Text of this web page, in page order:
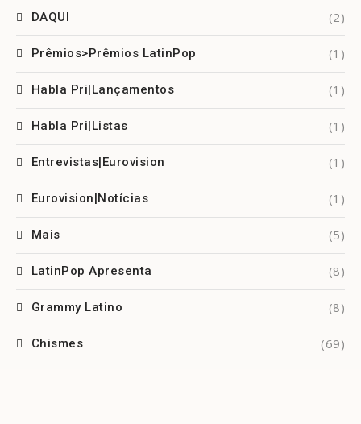
DAQUI (2)
Prêmios>Prêmios LatinPop (1)
Habla Pri|Lançamentos (1)
Habla Pri|Listas (1)
Entrevistas|Eurovision (1)
Eurovision|Notícias (1)
Mais (5)
LatinPop Apresenta (8)
Grammy Latino (8)
Chismes (69)